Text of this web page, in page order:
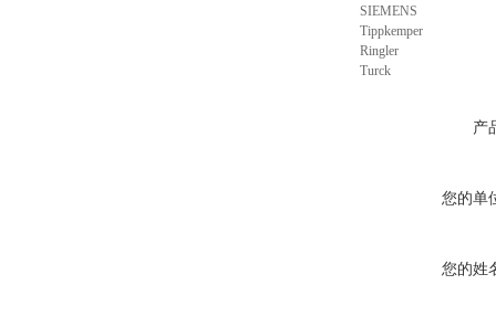
SIEMENS
Tippkemper
Ringler
Turck
产
您的单
您的姓